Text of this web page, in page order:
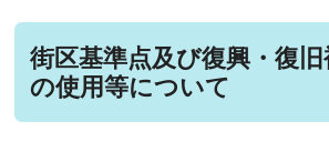
街区基準点及び復興・復
の使用等について